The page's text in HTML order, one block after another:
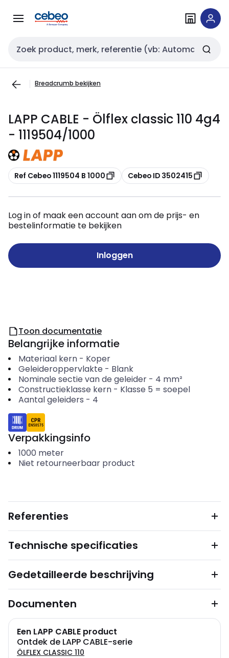
naar
naar
Zoekveld invoer
Breadcrumb bekijken
LAPP CABLE - Ölflex classic 110 4g4
- 1119504/1000
Kopiëren
Ref Cebeo 1119504 B 1000 Kopiëren
Cebeo ID 3502415
Log in of maak een account aan om de prijs- en
bestelinformatie te bekijken
Inloggen
Toon documentatie
Belangrijke informatie
Materiaal kern- Koper
Geleideroppervlakte - Blank
Nominale sectie van de geleider- 4 mm²
Constructieklasse kern- Klasse 5 = soepel
Aantal geleiders - 4
Verpakkingsinfo
1000 meter
Niet retourneerbaar product
Referenties
Technische specificaties
Gedetailleerde beschrijving
Documenten
Een LAPP CABLE product
Ontdek de LAPP CABLE-serie
ÖLFLEX CLASSIC 110